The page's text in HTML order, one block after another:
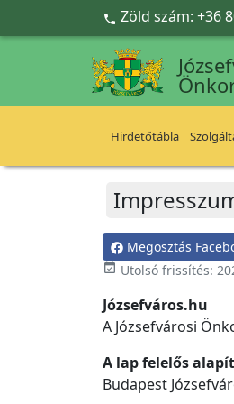
Ugrás a fő tartalomra
 Zöld szám: +36
Hirdetőtábla
Megosztás
event_available Utolsó frissítés:
Józsefváros.hu
A Józsefvárosi
A lap felelős
Budapest